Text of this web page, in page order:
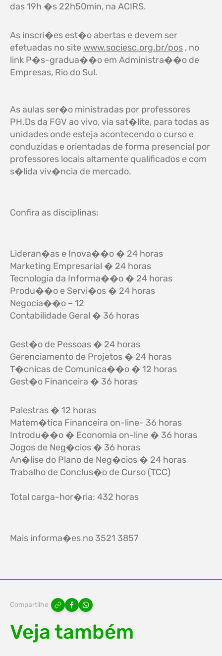
das 19h �s 22h50min, na ACIRS.
As inscri�es est�o abertas e devem ser
efetuadas no sitewww.sociesc.org.br/pos , no
link P�s-gradua��o em Administra��o de
Empresas, Rio do Sul.
As aulas ser�o ministradas por professores
PH.Ds da FGV ao vivo, via sat�lite, para todas as
unidades onde esteja acontecendo o curso e
conduzidas e orientadas de forma presencial por
professores locais altamente qualificados e com
s�lida viv�ncia de mercado.
Confira as disciplinas:
Lideran�as e Inova��o � 24 horas
Marketing Empresarial � 24 horas
Tecnologia da Informa��o � 24 horas
Produ��o e Servi�os � 24 horas
Negocia��o – 12
Contabilidade Geral � 36 horas
Gest�o de Pessoas � 24 horas
Gerenciamento de Projetos � 24 horas
T�cnicas de Comunica��o � 12 horas
Gest�o Financeira � 36 horas
Palestras � 12 horas
Matem�tica Financeira on-line- 36 horas
Introdu��o � Economia on-line � 36 horas
Jogos de Neg�cios � 36 horas
An�lise do Plano de Neg�cios � 24 horas
Trabalho de Conclus�o de Curso (TCC)
Total carga-hor�ria: 432 horas
Mais informa�es no 3521 3857
Compartilhe
Veja também